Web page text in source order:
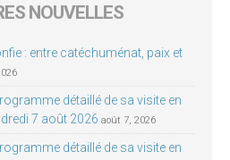
NOUVELLES
: entre catéchuménat, paix et
détaillé de sa visite en
7 août 2026 août 7, 2026
détaillé de sa visite en